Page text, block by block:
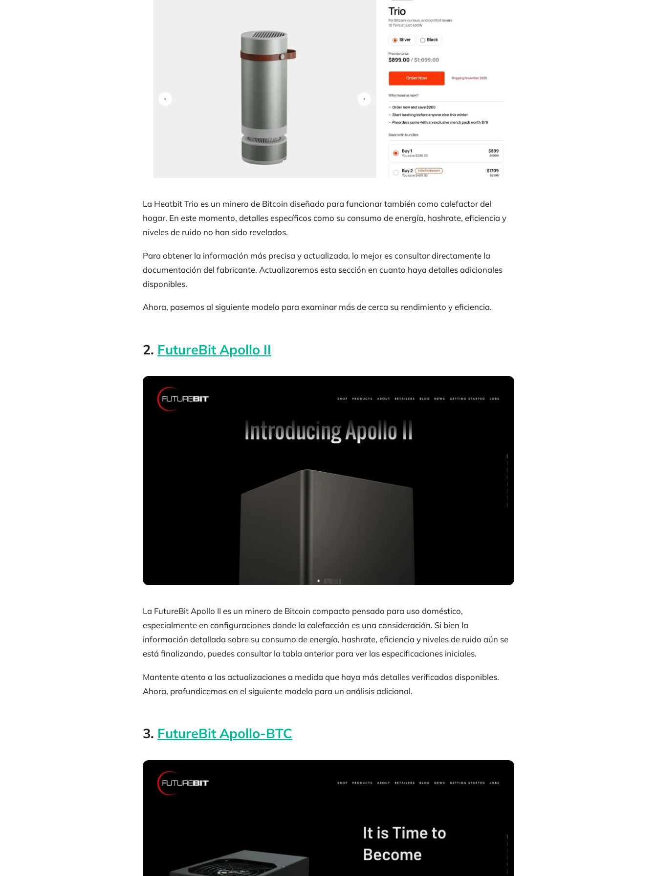
La Heatbit Trio es un minero de Bitcoin diseñado para funcionar también como calefactor del
hogar. En este momento, detalles específicos como su consumo de energía, hashrate, eficiencia y
niveles de ruido no han sido revelados.
Para obtener la información más precisa y actualizada, lo mejor es consultar directamente la
documentación del fabricante. Actualizaremos esta sección en cuanto haya detalles adicionales
disponibles.
Ahora, pasemos al siguiente modelo para examinar más de cerca su rendimiento y eficiencia.
2. FutureBit Apollo II
La FutureBit Apollo II es un minero de Bitcoin compacto pensado para uso doméstico,
especialmente en configuraciones donde la calefacción es una consideración. Si bien la
información detallada sobre su consumo de energía, hashrate, eficiencia y niveles de ruido aún se
está finalizando, puedes consultar la tabla anterior para ver las especificaciones iniciales.
Mantente atento a las actualizaciones a medida que haya más detalles verificados disponibles.
Ahora, profundicemos en el siguiente modelo para un análisis adicional.
3. FutureBit Apollo-BTC